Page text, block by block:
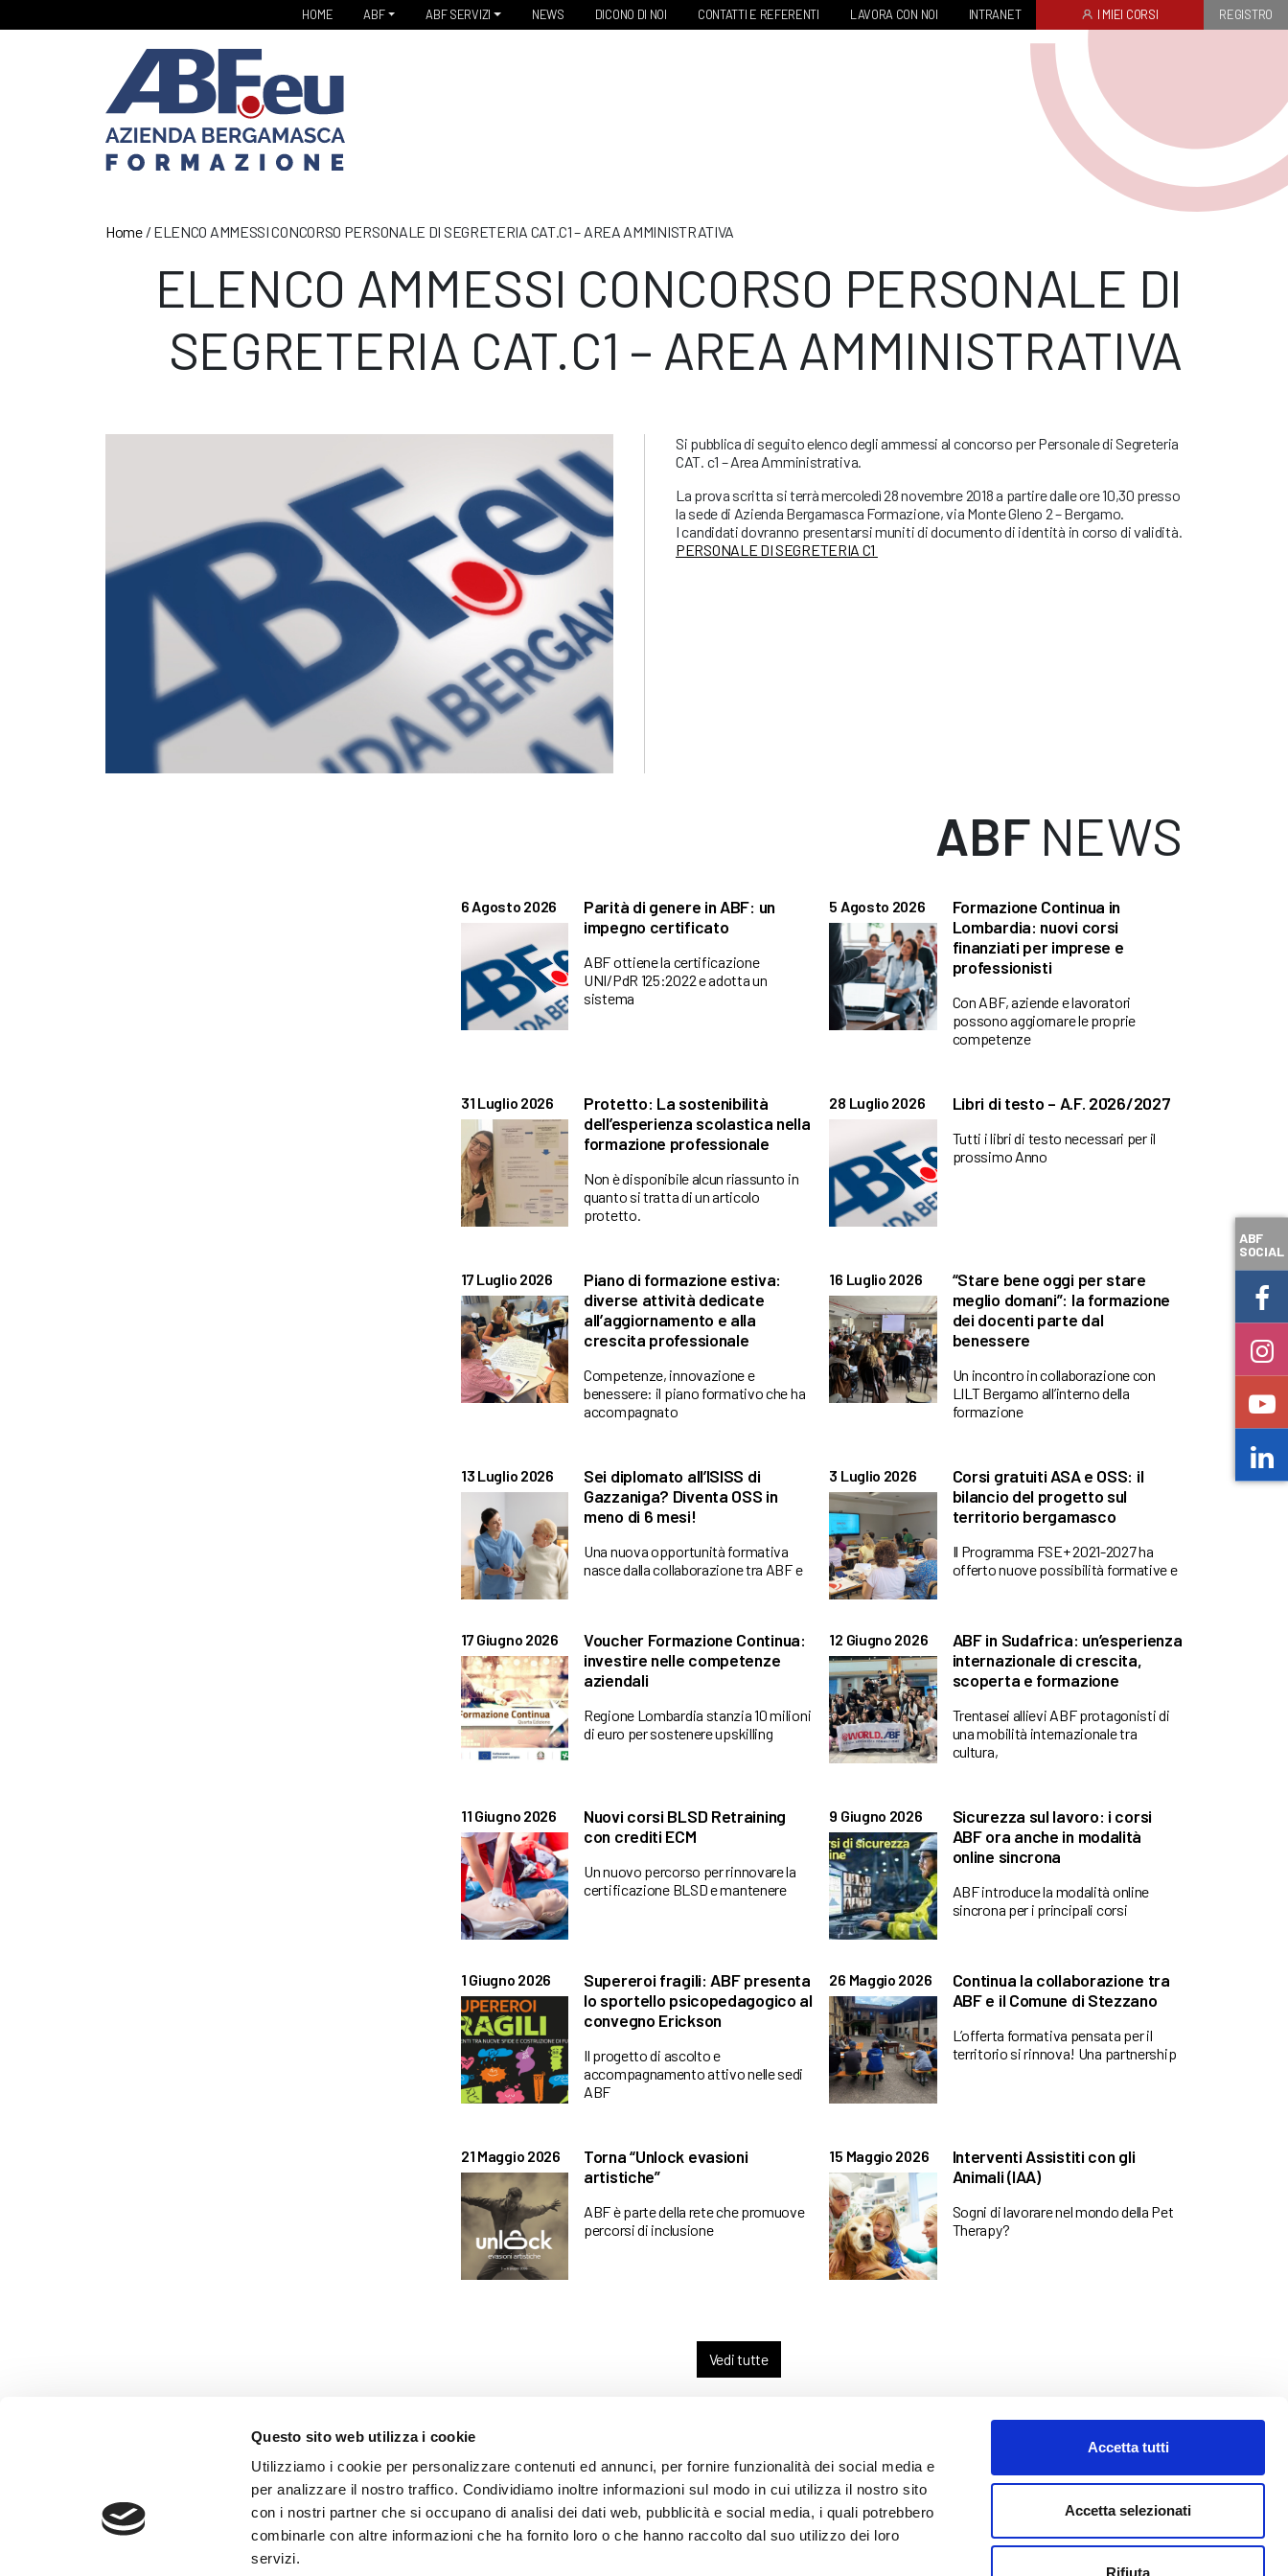
Questo sito web utilizza i cookie
Utilizziamo i cookie per personalizzare contenuti ed annunci, per fornire funzionalità dei social media e
per analizzare il nostro traffico. Condividiamo inoltre informazioni sul modo in cui utilizza il nostro sito
con i nostri partner che si occupano di analisi dei dati web, pubblicità e social media, i quali potrebbero
combinarle con altre informazioni che ha fornito loro o che hanno raccolto dal suo utilizzo dei loro
servizi.
Accetta tutti
Accetta selezionati
Rifiuta
HOME ABF ABF SERVIZI NEWS DICONO DI NOI CONTATTI E REFERENTI LAVORA CON NOI INTRANET I MIEI CORSI REGISTRO
Home/ ELENCO AMMESSI CONCORSO PERSONALE DI SEGRETERIA CAT.C1 – AREA AMMINISTRATIVA
ELENCO AMMESSI CONCORSO PERSONALE DI
SEGRETERIA CAT.C1 – AREA AMMINISTRATIVA
Si pubblica di seguito elenco degli ammessi al concorso per Personale di Segreteria
CAT. c1 – Area Amministrativa.
La prova scritta si terrà mercoledì 28 novembre 2018 a partire dalle ore 10,30 presso
la sede di Azienda Bergamasca Formazione, via Monte Gleno 2 – Bergamo.
I candidati dovranno presentarsi muniti di documento di identità in corso di validità.
PERSONALE DI SEGRETERIA C1
ABFNEWS
6 Agosto 2026
Parità di genere in ABF: un
impegno certificato
ABF ottiene la certificazione
UNI/PdR 125:2022 e adotta un
sistema
5 Agosto 2026
Formazione Continua in
Lombardia: nuovi corsi
finanziati per imprese e
professionisti
Con ABF, aziende e lavoratori
possono aggiornare le proprie
competenze
31 Luglio 2026
Protetto: La sostenibilità
dell’esperienza scolastica nella
formazione professionale
Non è disponibile alcun riassunto in
quanto si tratta di un articolo
protetto.
28 Luglio 2026 Libri di testo – A.F. 2026/2027
Tutti i libri di testo necessari per il
prossimo Anno
17 Luglio 2026
Piano di formazione estiva:
diverse attività dedicate
all’aggiornamento e alla
crescita professionale
Competenze, innovazione e
benessere: il piano formativo che ha
accompagnato
16 Luglio 2026
“Stare bene oggi per stare
meglio domani”: la formazione
dei docenti parte dal
benessere
Un incontro in collaborazione con
LILT Bergamo all’interno della
formazione
13 Luglio 2026
Sei diplomato all’ISISS di
Gazzaniga? Diventa OSS in
meno di 6 mesi!
Una nuova opportunità formativa
nasce dalla collaborazione tra ABF e
3 Luglio 2026
Corsi gratuiti ASA e OSS: il
bilancio del progetto sul
territorio bergamasco
Il Programma FSE+ 2021-2027 ha
offerto nuove possibilità formative e
17 Giugno 2026
Voucher Formazione Continua:
investire nelle competenze
aziendali
Regione Lombardia stanzia 10 milioni
di euro per sostenere upskilling
12 Giugno 2026
ABF in Sudafrica: un’esperienza
internazionale di crescita,
scoperta e formazione
Trentasei allievi ABF protagonisti di
una mobilità internazionale tra
cultura,
11 Giugno 2026
Nuovi corsi BLSD Retraining
con crediti ECM
Un nuovo percorso per rinnovare la
certificazione BLSD e mantenere
9 Giugno 2026
Sicurezza sul lavoro: i corsi
ABF ora anche in modalità
online sincrona
ABF introduce la modalità online
sincrona per i principali corsi
1 Giugno 2026
Supereroi fragili: ABF presenta
lo sportello psicopedagogico al
convegno Erickson
Il progetto di ascolto e
accompagnamento attivo nelle sedi
ABF
26 Maggio 2026
Continua la collaborazione tra
ABF e il Comune di Stezzano
L’offerta formativa pensata per il
territorio si rinnova! Una partnership
21 Maggio 2026
Torna “Unlock evasioni
artistiche”
ABF è parte della rete che promuove
percorsi di inclusione
15 Maggio 2026
Interventi Assistiti con gli
Animali (IAA)
Sogni di lavorare nel mondo della Pet
Therapy?
Vedi tutte
WHISTLEBLOWING
ABF Azienda Bergamasca Formazione
C.F. e P. IVA 03240540165 - Tel. (035) 3693711 - via Monte Gleno, 2 - I - 24125 Bergamo (BG) - Email: info@abf.eu
ABF
SOCIAL